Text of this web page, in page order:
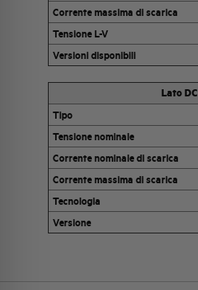
Corrente massima di scarica
Tensione L-V
Versioni disponibili
Lato DC
Tipo
Tensione nominale
Corrente nominale di scarica
Corrente massima di scarica
Tecnologia
Versione